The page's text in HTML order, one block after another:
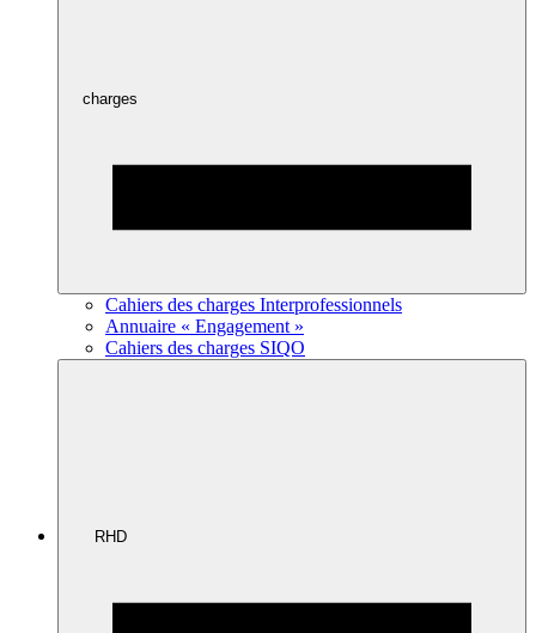
charges
Cahiers des charges Interprofessionnels
Annuaire « Engagement »
Cahiers des charges SIQO
RHD